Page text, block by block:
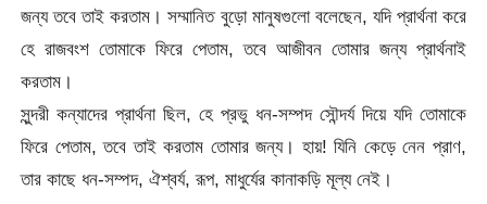
জন্য তবে তাই করতাম। সম্মানিত বুড়ো মানুষগুলো বলেছেন, যদি প্রার্থনা করে
হে রাজবংশ তোমাকে ফিরে পেতাম, তবে আজীবন তোমার জন্য প্রার্থনাই
করতাম।
সুন্দরী কন্যাদের প্রার্থনা ছিল, হে প্রভু ধন-সম্পদ সৌন্দর্য দিয়ে যদি তোমাকে
ফিরে পেতাম, তবে তাই করতাম তোমার জন্য। হায়! যিনি কেড়ে নেন প্রাণ,
তার কাছে ধন-সম্পদ, ঐশ্বর্য, রূপ, মাধুর্যের কানাকড়ি মূল্য নেই।